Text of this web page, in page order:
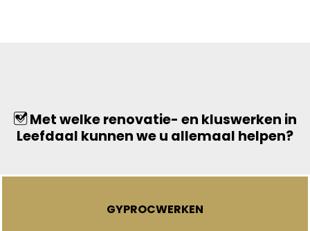
Met welke renovatie- en kluswerken in
Leefdaal kunnen we u allemaal helpen?
GYPROCWERKEN